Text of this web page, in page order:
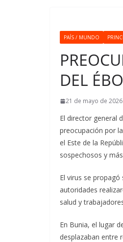
PAÍS / MUNDO
DEL
21 de mayo de 2026
El director general
preocupación por
el Este de la
sospechosos y
El virus se
autoridades
salud y
En Bunia, el lugar
desplazaban entre